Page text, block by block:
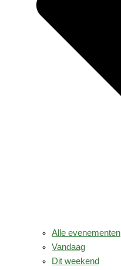
Alle evenementen
Vandaag
Dit weekend